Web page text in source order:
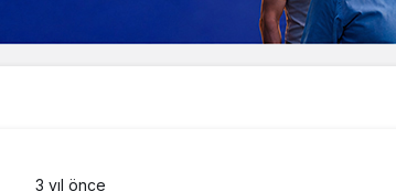
3 yıl önce